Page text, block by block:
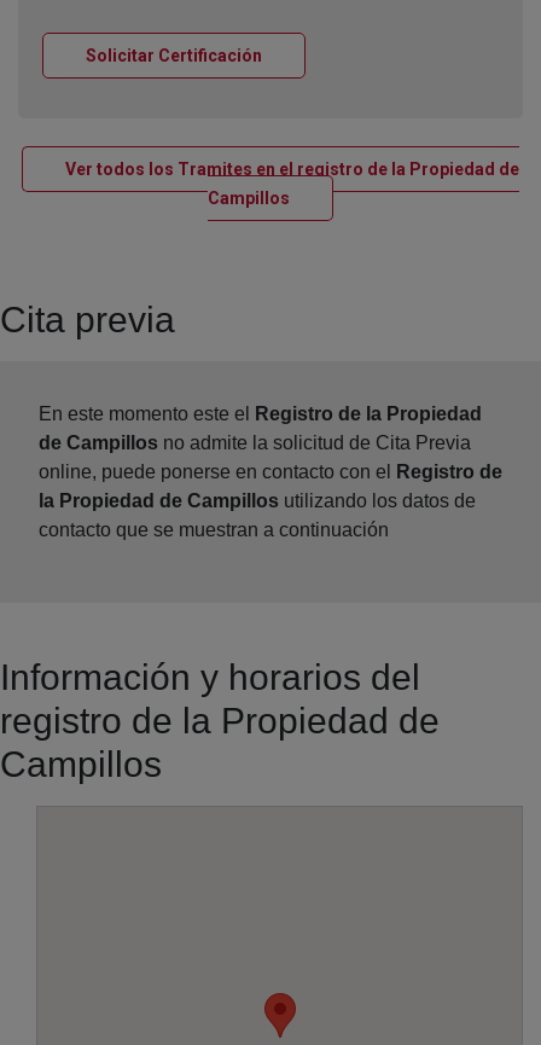
Solicitar Certificación
Ver todos los Tramites en el registro de la Propiedad de
Campillos Ventana nueva
Cita previa
En este momento este el
Registro de la Propiedad
de Campillos no admite la solicitud de Cita Previa
online, puede ponerse en contacto con el
Registro de
la Propiedad de Campillos utilizando los datos de
contacto que se muestran a continuación
Información y horarios del
registro de la Propiedad de
Campillos